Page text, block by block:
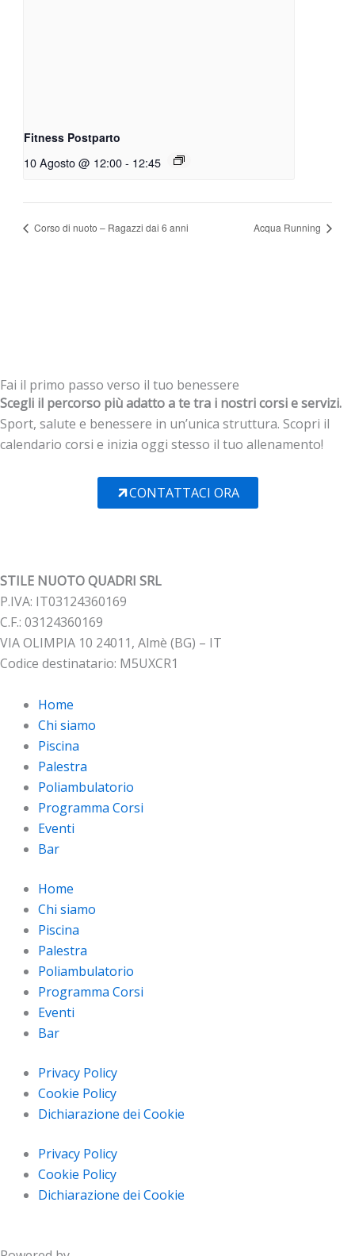
Fitness Postparto
10 Agosto @ 12:00 - 12:45
Corso di nuoto – Ragazzi dai 6 anni Acqua Running
Fai il primo passo verso il tuo benessere
Scegli il percorso più adatto a te tra i nostri corsi e servizi.
Sport, salute e benessere in un’unica struttura. Scopri il
calendario corsi e inizia oggi stesso il tuo allenamento!
CONTATTACI ORA
STILE NUOTO QUADRI SRL
P.IVA: IT03124360169
C.F.: 03124360169
VIA OLIMPIA 10 24011, Almè (BG) – IT
Codice destinatario: M5UXCR1
Home
Chi siamo
Piscina
Palestra
Poliambulatorio
Programma Corsi
Eventi
Bar
Home
Chi siamo
Piscina
Palestra
Poliambulatorio
Programma Corsi
Eventi
Bar
Privacy Policy
Cookie Policy
Dichiarazione dei Cookie
Privacy Policy
Cookie Policy
Dichiarazione dei Cookie